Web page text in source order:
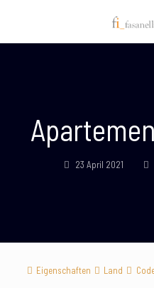
23 April 2021
Eigenschaften Land